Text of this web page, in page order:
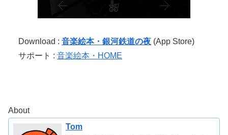
Download : 音楽絵本・銀河鉄道の夜 (App Store)
サポート : 音楽絵本・HOME
About
Tom